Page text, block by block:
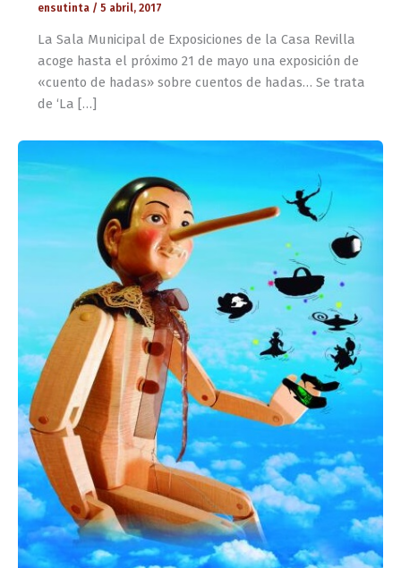
ensutinta / 5 abril, 2017
La Sala Municipal de Exposiciones de la Casa Revilla
acoge hasta el próximo 21 de mayo una exposición de
«cuento de hadas» sobre cuentos de hadas… Se trata
de ‘La […]